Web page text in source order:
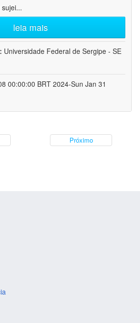
...
leia mais
Universidade Federal de Sergipe - SE
00:00:00 BRT 2024-Sun Jan 31
Próximo